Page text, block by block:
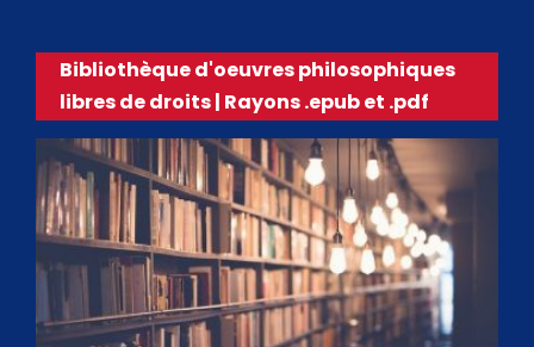
Bibliothèque d'oeuvres philosophiques
libres de droits | Rayons .epub et .pdf